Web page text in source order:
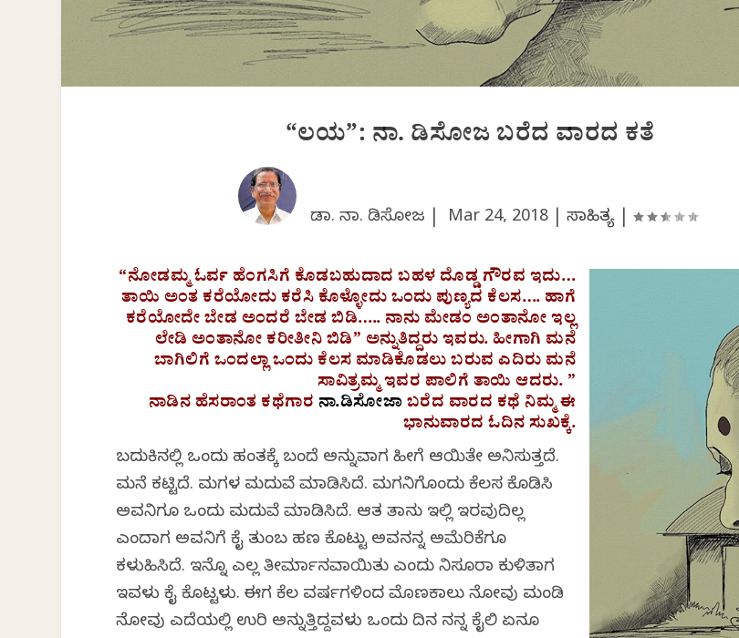
“ಲಯ”: ನಾ. ಡಿಸೋಜ ಬರೆದ ವಾರದ ಕತೆ
ಡಾ. ನಾ. ಡಿಸೋಜ | Mar 24, 2018| ಸಾಹಿತ್ಯ|
“ನೋಡಮ್ಮ ಓರ್ವ ಹೆಂಗಸಿಗೆ ಕೊಡಬಹುದಾದ ಬಹಳ ದೊಡ್ಡ ಗೌರವ ಇದು…
ತಾಯಿ ಅಂತ ಕರೆಯೋದು ಕರೆಸಿ ಕೊಳ್ಳೋದು ಒಂದು ಪುಣ್ಯದ ಕೆಲಸ…. ಹಾಗೆ
ಕರೆಯೋದೇ ಬೇಡ ಅಂದರೆ ಬೇಡ ಬಿಡಿ….. ನಾನು ಮೇಡಂ ಅಂತಾನೋ ಇಲ್ಲ
ಲೇಡಿ ಅಂತಾನೋ ಕರೀತೀನಿ ಬಿಡಿ” ಅನ್ನುತಿದ್ದರು ಇವರು. ಹೀಗಾಗಿ ಮನೆ
ಬಾಗಿಲಿಗೆ ಒಂದಲ್ಲಾ ಒಂದು ಕೆಲಸ ಮಾಡಿಕೊಡಲು ಬರುವ ಎದಿರು ಮನೆ
ಸಾವಿತ್ರಮ್ಮ ಇವರ ಪಾಲಿಗೆ ತಾಯಿ ಆದರು. ”
ನಾಡಿನ ಹೆಸರಾಂತ ಕಥೆಗಾರ ನಾ.ಡಿಸೋಜಾ ಬರೆದ ವಾರದ ಕಥೆ ನಿಮ್ಮ ಈ
ಭಾನುವಾರದ ಓದಿನ ಸುಖಕ್ಕೆ.
ಬದುಕಿನಲ್ಲಿ ಒಂದು ಹಂತಕ್ಕೆ ಬಂದೆ ಅನ್ನುವಾಗ ಹೀಗೆ ಆಯಿತೇ ಅನಿಸುತ್ತದೆ.
ಮನೆ ಕಟ್ಟಿದೆ. ಮಗಳ ಮದುವೆ ಮಾಡಿಸಿದೆ. ಮಗನಿಗೊಂದು ಕೆಲಸ ಕೊಡಿಸಿ
ಅವನಿಗೂ ಒಂದು ಮದುವೆ ಮಾಡಿಸಿದೆ. ಆತ ತಾನು ಇಲ್ಲಿ ಇರವುದಿಲ್ಲ
ಎಂದಾಗ ಅವನಿಗೆ ಕೈ ತುಂಬ ಹಣ ಕೊಟ್ಟು ಅವನನ್ನ ಅಮೆರಿಕೆಗೂ
ಕಳುಹಿಸಿದೆ. ಇನ್ನೊ ಎಲ್ಲ ತೀರ್ಮಾನವಾಯಿತು ಎಂದು ನಿಸೂರಾಗಿ ಕುಳಿತಾಗ
ಇವಳು ಕೈ ಕೊಟ್ಟಳು. ಈಗ ಕೆಲ ವರ್ಷಗಳಿಂದ ಮೊಣಕಾಲು ನೋವು ಮಂಡಿ
ನೋವು ಎದೆಯಲ್ಲಿ ಉರಿ ಅನ್ನುತ್ತಿದ್ದವಳು ಒಂದು ದಿನ ನನ್ನ ಕೈಲಿ ಏನೂ